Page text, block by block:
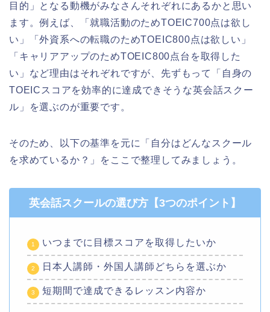
目的」となる動機がみなさんそれぞれにあるかと思い
ます。例えば、「就職活動のためTOEIC700点は欲し
い」「外資系への転職のためTOEIC800点は欲しい」
「キャリアアップのためTOEIC800点台を取得した
い」など理由はそれぞれですが、先ずもって「自身の
TOEICスコアを効率的に達成できそうな英会話スクー
ル」を選ぶのが重要です。
そのため、以下の基準を元に「自分はどんなスクール
を求めているか？」をここで整理してみましょう。
英会話スクールの選び方【3つのポイント】
いつまでに目標スコアを取得したいか
日本人講師・外国人講師どちらを選ぶか
短期間で達成できるレッスン内容か